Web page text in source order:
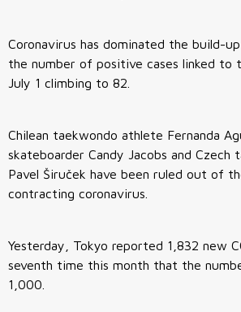
Coronavirus has dominated the build-
the number of positive cases linked to
July 1 climbing to 82.
Chilean taekwondo athlete Fernanda
skateboarder Candy Jacobs and Czech
Pavel Širuček have been ruled out of
contracting coronavirus.
Yesterday, Tokyo reported 1,832 new
seventh time this month that the
1,000.